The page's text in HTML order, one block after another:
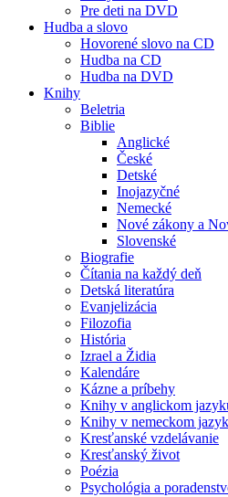
Pre deti na DVD
Hudba a slovo
Hovorené slovo na CD
Hudba na CD
Hudba na DVD
Knihy
Beletria
Biblie
Anglické
České
Detské
Inojazyčné
Nemecké
Nové zákony a
Slovenské
Biografie
Čítania na každý deň
Detská literatúra
Evanjelizácia
Filozofia
História
Izrael a Židia
Kalendáre
Kázne a príbehy
Knihy v anglickom
Knihy v nemeckom
Kresťanské vzdelávanie
Kresťanský život
Poézia
Psychológia a